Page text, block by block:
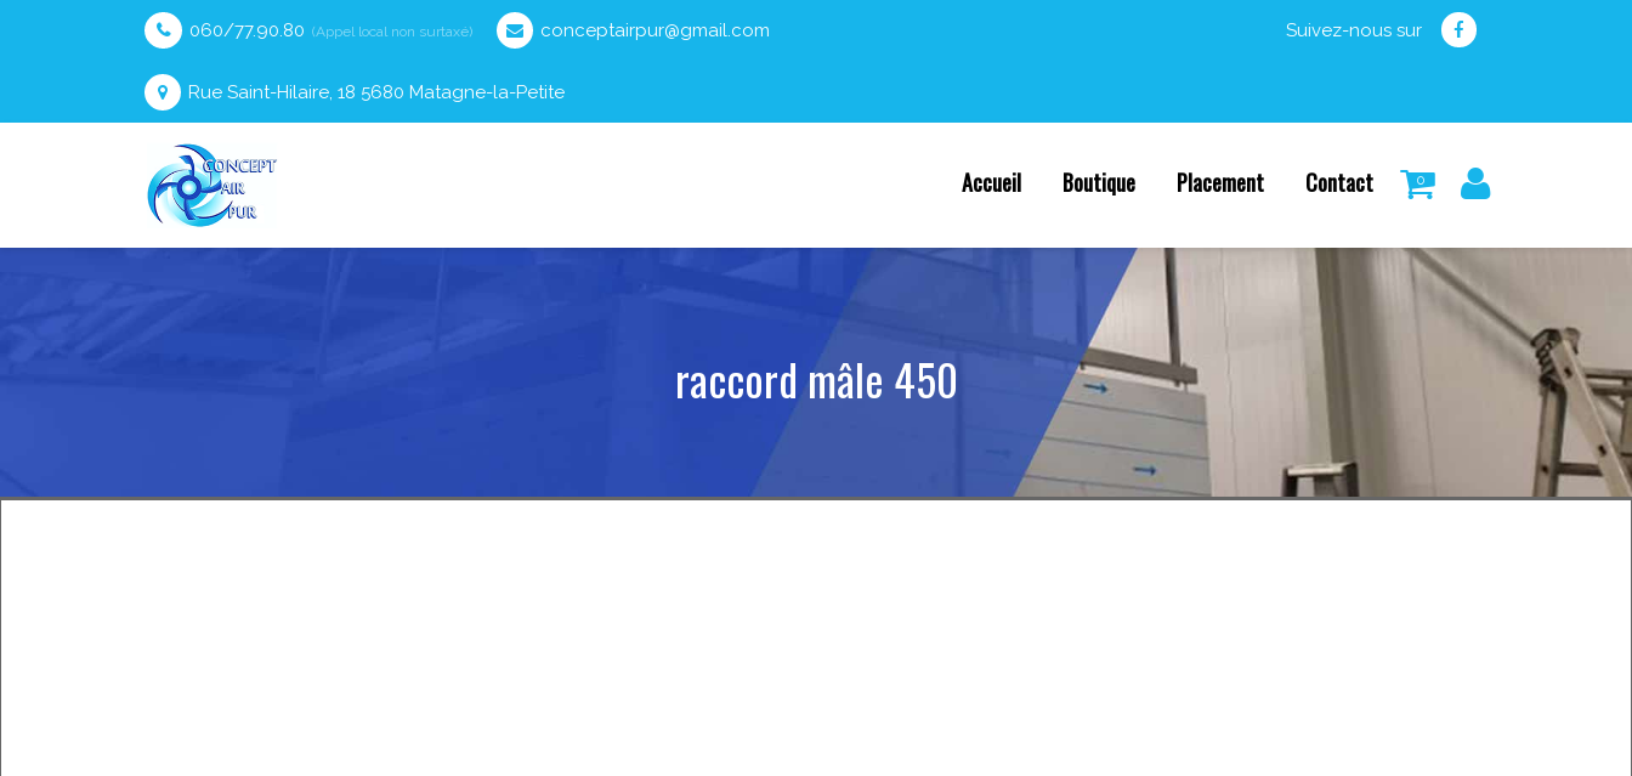
060/77.90.80 (Appel local non surtaxé) conceptairpur@gmail.com
Rue Saint-Hilaire, 18 5680 Matagne-la-Petite
Suivez-nous sur
Accueil Boutique Placement Contact 0
raccord mâle 450